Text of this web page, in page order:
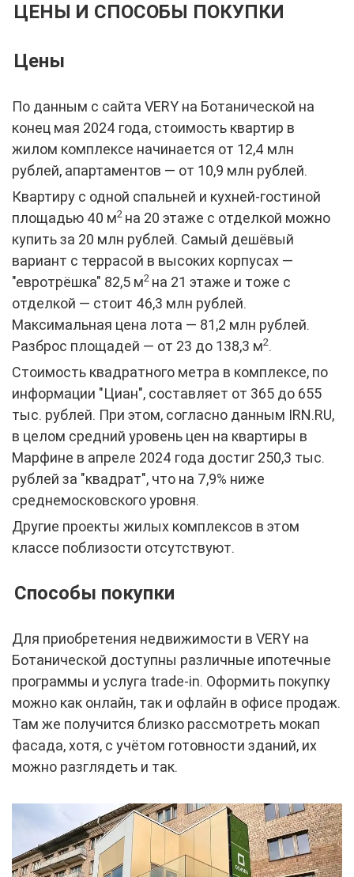
ЦЕНЫ И СПОСОБЫ ПОКУПКИ
Цены
По данным с сайта VERY на Ботанической на
конец мая 2024 года, стоимость квартир в
жилом комплексе начинается от 12,4 млн
рублей, апартаментов — от 10,9 млн рублей.
Квартиру с одной спальней и кухней-гостиной
площадью 40 м2 на 20 этаже с отделкой можно
купить за 20 млн рублей. Самый дешёвый
вариант с террасой в высоких корпусах —
"евротрёшка" 82,5 м2 на 21 этаже и тоже с
отделкой — стоит 46,3 млн рублей.
Максимальная цена лота — 81,2 млн рублей.
Разброс площадей — от 23 до 138,3 м2.
Стоимость квадратного метра в комплексе, по
информации "Циан", составляет от 365 до 655
тыс. рублей. При этом, согласно данным IRN.RU,
в целом средний уровень цен на квартиры в
Марфине в апреле 2024 года достиг 250,3 тыс.
рублей за "квадрат", что на 7,9% ниже
среднемосковского уровня.
Другие проекты жилых комплексов в этом
классе поблизости отсутствуют.
Способы покупки
Для приобретения недвижимости в VERY на
Ботанической доступны различные ипотечные
программы и услуга trade-in. Оформить покупку
можно как онлайн, так и офлайн в офисе продаж.
Там же получится близко рассмотреть мокап
фасада, хотя, с учётом готовности зданий, их
можно разглядеть и так.